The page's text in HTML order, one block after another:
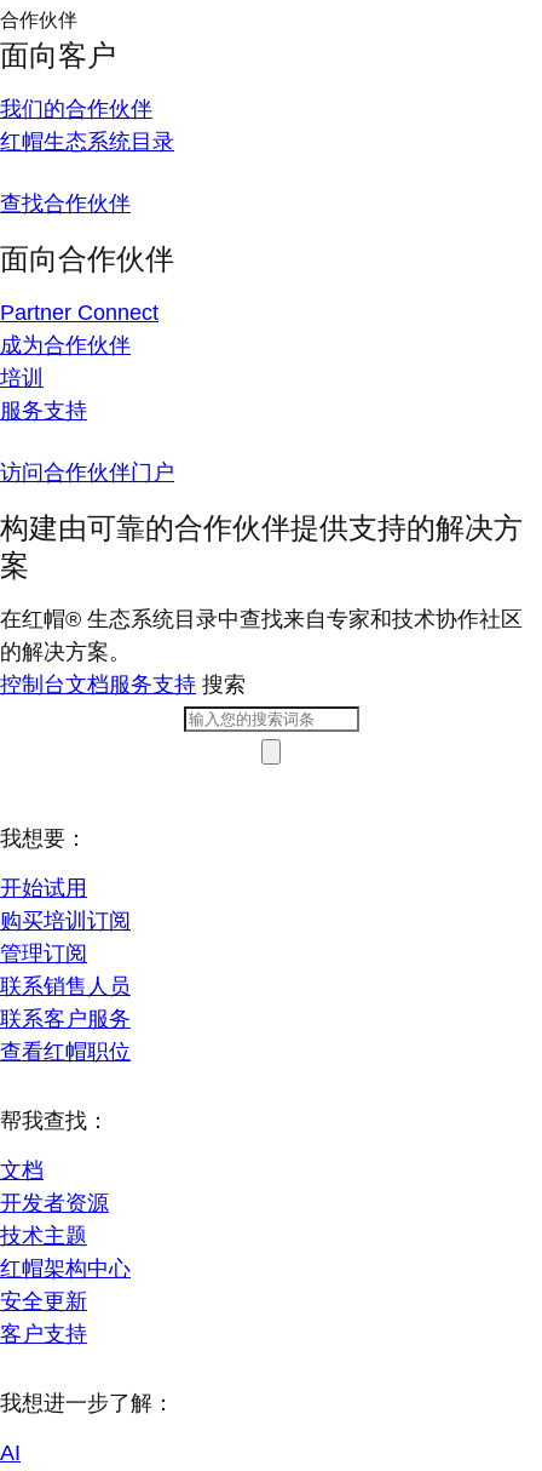
合作伙伴
面向客户
我们的合作伙伴
红帽生态系统目录
查找合作伙伴
面向合作伙伴
Partner Connect
成为合作伙伴
培训
服务支持
访问合作伙伴门户
构建由可靠的合作伙伴提供支持的解决方
案
在红帽® 生态系统目录中查找来自专家和技术协作社区
的解决方案。
控制台文档服务支持 搜索
我想要：
开始试用
购买培训订阅
管理订阅
联系销售人员
联系客户服务
查看红帽职位
帮我查找：
文档
开发者资源
技术主题
红帽架构中心
安全更新
客户支持
我想进一步了解：
AI